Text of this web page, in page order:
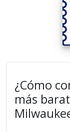
¿Cómo
más